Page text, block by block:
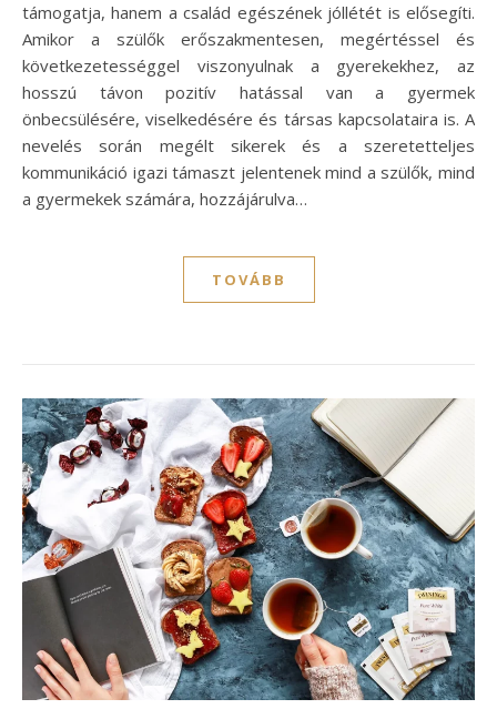
támogatja, hanem a család egészének jóllétét is elősegíti.
Amikor a szülők erőszakmentesen, megértéssel és
következetességgel viszonyulnak a gyerekekhez, az
hosszú távon pozitív hatással van a gyermek
önbecsülésére, viselkedésére és társas kapcsolataira is. A
nevelés során megélt sikerek és a szeretetteljes
kommunikáció igazi támaszt jelentenek mind a szülők, mind
a gyermekek számára, hozzájárulva…
TOVÁBB